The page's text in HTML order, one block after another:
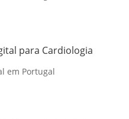
para Cardiologia
em Portugal